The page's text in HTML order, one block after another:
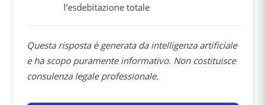
l'esdebitazione totale
Questa risposta è generata da intelligenza artificiale
e ha scopo puramente informativo. Non costituisce
consulenza legale professionale.